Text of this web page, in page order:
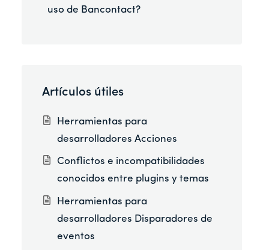
uso de Bancontact?
Artículos útiles
Herramientas para
desarrolladores Acciones
Conflictos e incompatibilidades
conocidos entre plugins y temas
Herramientas para
desarrolladores Disparadores de
eventos